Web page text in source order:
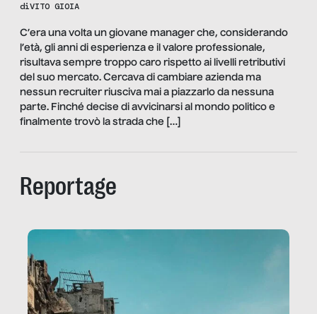
diVITO GIOIA
C’era una volta un giovane manager che, considerando
l’età, gli anni di esperienza e il valore professionale,
risultava sempre troppo caro rispetto ai livelli retributivi
del suo mercato. Cercava di cambiare azienda ma
nessun recruiter riusciva mai a piazzarlo da nessuna
parte. Finché decise di avvicinarsi al mondo politico e
finalmente trovò la strada che […]
Reportage